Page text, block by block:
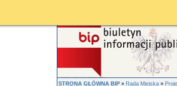
STRONA GŁÓWNA BIP»Rada Miejska»